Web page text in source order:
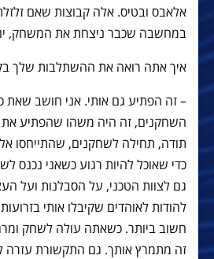
אלאבס ובטיס. אלה קבוצות שאם
במחשבה שכבר ניצחת את המשחק,
איך אתה רואה את ההשתלבות שלך
– זה הפתיע גם אותי. אני חושב שאת
השחקנים, זה היה משהו שהפתיע את
תודה, תחילה לשחקנים, שהתייחסו
כדי שאוכל להיות רגוע כשאני נכנס
גם לצוות הטכני, על הסבלנות ועל
להודות לאוהדים שקיבלו אותי
חשוב ביותר. כשאתה עולה לשחק
זה מתמרץ אותך. גם התקשורת עזרה